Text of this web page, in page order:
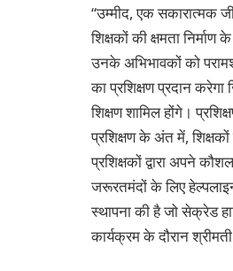
“उम्मीद, एक सकारात्मक
शिक्षकों की क्षमता
उनके अभिभावकों को
का प्रशिक्षण प्रदान
शिक्षण शामिल होंगे।
प्रशिक्षण के अंत में,
प्रशिक्षकों द्वारा अपने
जरूरतमंदों के लिए
स्थापना की है जो सेक्रेड
कार्यक्रम के दौरान